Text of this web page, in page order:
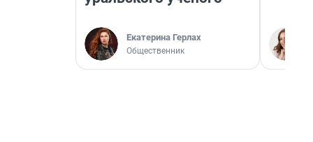
Екатерина Герлах
Общественник